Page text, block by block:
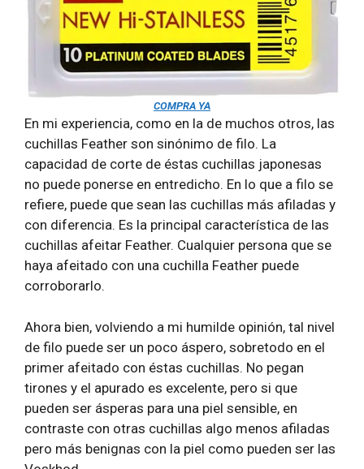
COMPRA YA
En mi experiencia, como en la de muchos otros, las
cuchillas Feather son sinónimo de filo. La
capacidad de corte de éstas cuchillas japonesas
no puede ponerse en entredicho. En lo que a filo se
refiere, puede que sean las cuchillas más afiladas y
con diferencia. Es la principal característica de las
cuchillas afeitar Feather. Cualquier persona que se
haya afeitado con una cuchilla Feather puede
corroborarlo.
Ahora bien, volviendo a mi humilde opinión, tal nivel
de filo puede ser un poco áspero, sobretodo en el
primer afeitado con éstas cuchillas. No pegan
tirones y el apurado es excelente, pero si que
pueden ser ásperas para una piel sensible, en
contraste con otras cuchillas algo menos afiladas
pero más benignas con la piel como pueden ser las